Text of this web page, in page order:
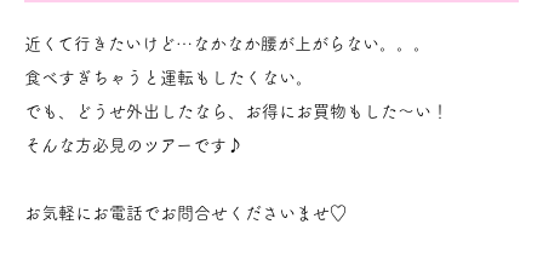
近くて行きたいけど…なかなか腰が上がらない。。。
食べすぎちゃうと運転もしたくない。
でも、どうせ外出したなら、お得にお買物もした～い！
そんな方必見のツアーです♪
お気軽にお電話でお問合せくださいませ♡